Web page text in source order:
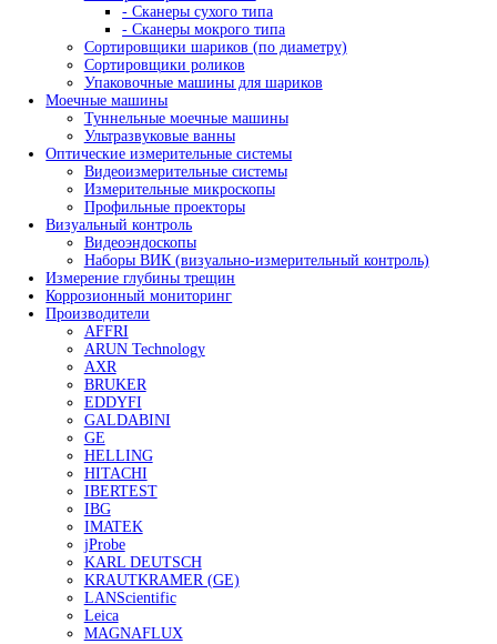
- Сушильные машины
- Дополнительное оборудование
- Аксессуары для проявочных машин
Дозиметры рентгеновские
Твердомеры
Динамические твердомеры
Переносные твердомеры
Стационарные твердомеры
Твердомеры для металла
Ультразвуковые твердомеры
Портативные твердомеры
- Твердомеры PROCEQ
- Твердомеры МЕТ
- Твердомеры Интротест
- Твердомеры Машпроект
Твердомер по Бриннелю
Твердомеры по Виккерсу
Твердомеры по Роквеллу
Универсальные твердомеры
Портальные твердомеры
Дополнительное оборудование для твердомеров
Оборудование для капиллярного контроля
Стенды для ручного капиллярного контроля
Линии капиллярного контроля
Системы УФ-освещения
Системы водоподготовки и очистки воды
Принадлежности для капиллярной дефектоскопии
Расходные материалы
Оборудование для магнитопорошкового контроля
Магнитопорошковые дефектоскопы
- Переносные магнитопорошковые